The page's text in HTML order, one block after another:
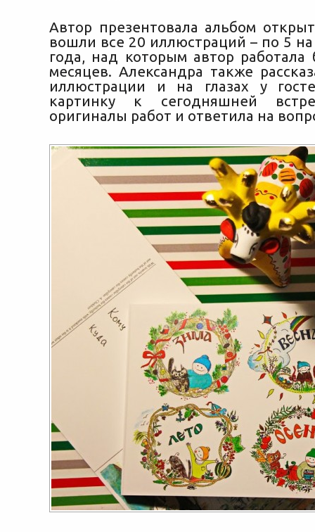
Автор презентовала альбом
вошли все 20 иллюстраций – по 5
года, над которым автор
месяцев. Александра также
иллюстрации и на глазах у
картинку к сегодняшней
оригиналы работ и ответила на